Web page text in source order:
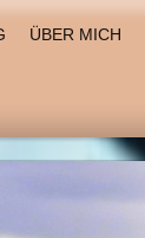
ÜBER MICH